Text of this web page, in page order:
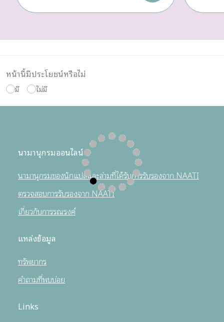
หน้านี้มีประโยชน์หรือไม่
มี ไม่มี
นามานุกรมออนไลน์
นามานุกรมของนักแปลและล่ามที่ได้รับการรับรองจาก NAATI
ตรวจสอบการรับรองจาก NAATI
เกี่ยวกับการรณรงค์
แหล่งข้อมูล
ทรัพยากร
คำถามที่พบบ่อย
Links